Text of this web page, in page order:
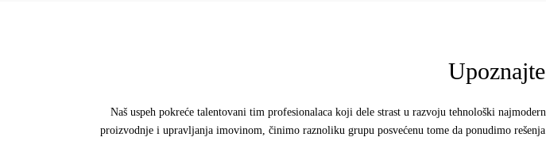
Naš uspeh pokreće talentovani tim profesionalaca koji dele strast u razvoju tehnološki
proizvodnje i upravljanja imovinom, činimo raznoliku grupu posvećenu tome da ponudimo